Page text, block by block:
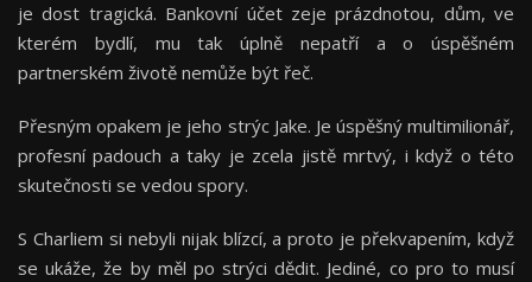
je dost tragická. Bankovní účet zeje prázdnotou, dům, ve
kterém bydlí, mu tak úplně nepatří a o úspěšném
partnerském životě nemůže být řeč.
Přesným opakem je jeho strýc Jake. Je úspěšný multimilionář,
profesní padouch a taky je zcela jistě mrtvý, i když o této
skutečnosti se vedou spory.
S Charliem si nebyli nijak blízcí, a proto je překvapením, když
se ukáže, že by měl po strýci dědit. Jediné, co pro to musí